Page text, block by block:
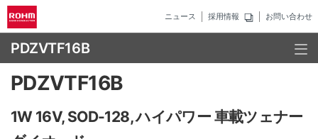
ニュース 採用情報 お問い合わせ
PDZVTF16B
PDZVTF16B
1W 16V, SOD-128, ハイパワー 車載ツェナー